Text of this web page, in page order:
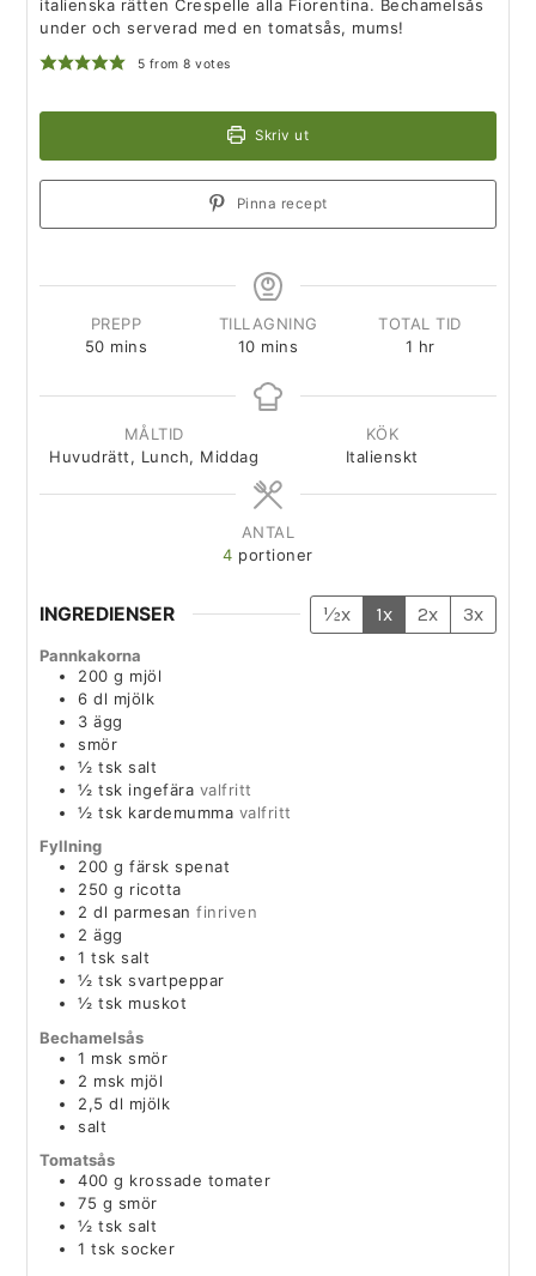
italienska rätten Crespelle alla Fiorentina. Bechamelsås
under och serverad med en tomatsås, mums!
5 from8 votes
Skriv ut
Pinna recept
PREPP
50 mins
TILLAGNING
10 mins
TOTAL TID
1 hr
MÅLTID
Huvudrätt, Lunch, Middag
KÖK
Italienskt
ANTAL
4 portioner
INGREDIENSER ½x 1x 2x 3x
Pannkakorna
200 g mjöl
6 dl mjölk
3 ägg
smör
½ tsk salt
½ tsk ingefära valfritt
½ tsk kardemumma valfritt
Fyllning
200 g färsk spenat
250 g ricotta
2 dl parmesan finriven
2 ägg
1 tsk salt
½ tsk svartpeppar
½ tsk muskot
Bechamelsås
1 msk smör
2 msk mjöl
2,5 dl mjölk
salt
Tomatsås
400 g krossade tomater
75 g smör
½ tsk salt
1 tsk socker